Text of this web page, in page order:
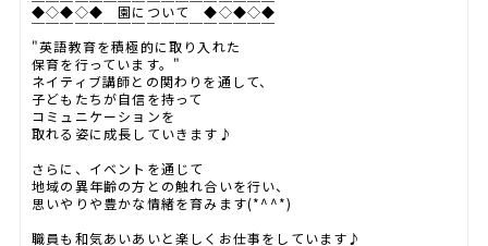
◆◇◆◇◆ 園について ◆◇◆◇◆
￣￣￣￣￣￣￣￣￣￣￣￣￣￣￣￣￣
"英語教育を積極的に取り入れた
保育を行っています。"
ネイティブ講師との関わりを通して、
子どもたちが自信を持って
コミュニケーションを
取れる姿に成長していきます♪
さらに、イベントを通じて
地域の異年齢の方との触れ合いを行い、
思いやりや豊かな情緒を育みます(*^^*)
職員も和気あいあいと楽しくお仕事をしています♪